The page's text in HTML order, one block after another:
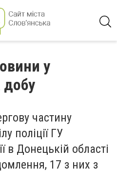
у
добу
частину
поліції ГУ
в Донецькій області
17 з них з